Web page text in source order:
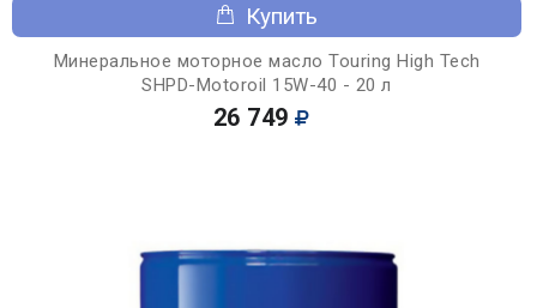
Купить
Минеральное моторное масло Touring High Tech
SHPD-Motoroil 15W-40 - 20 л
26 749